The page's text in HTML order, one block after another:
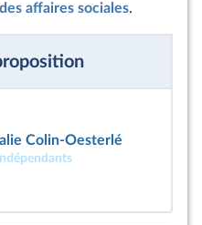
affaires sociales.
Colin-Oesterlé